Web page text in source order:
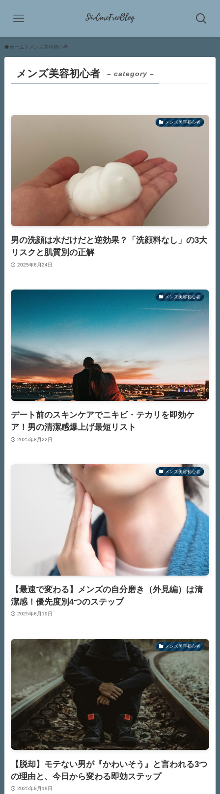
ホーム メンズ美容初心者
メンズ美容初心者 – category –
メンズ美容初心者
男の洗顔は水だけだと逆効果？「洗顔料なし」の3大
リスクと肌質別の正解
2025年8月24日
メンズ美容初心者
デート前のスキンケアでニキビ・テカリを即効ケ
ア！男の清潔感爆上げ最短リスト
2025年8月22日
メンズ美容初心者
【最速で変わる】メンズの自分磨き（外見編）は清
潔感！優先度別4つのステップ
2025年8月19日
メンズ美容初心者
【脱却】モテない男が『かわいそう』と言われる3つ
の理由と、今日から変わる即効ステップ
2025年8月19日